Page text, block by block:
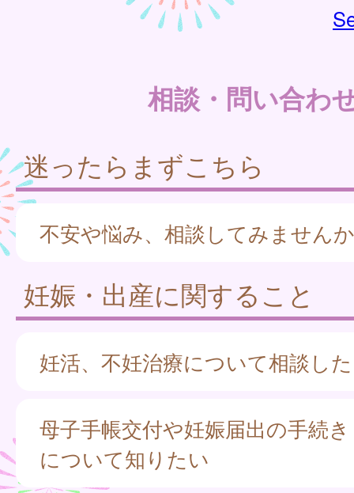
相談・問い合わ
迷ったらまずこちら
不安や悩み、相談してみません
妊娠・出産に関すること
妊活、不妊治療について相談し
母子手帳交付や妊娠届出の手続き
について知りたい